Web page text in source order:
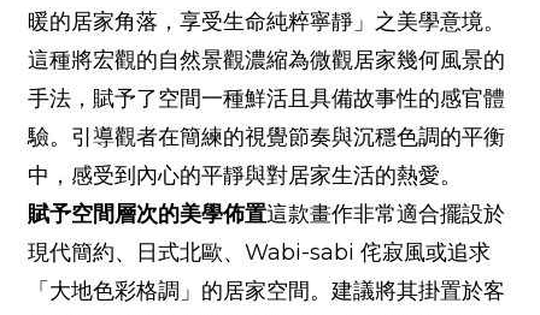
暖的居家角落，享受生命純粹寧靜」之美學意境。
這種將宏觀的自然景觀濃縮為微觀居家幾何風景的
手法，賦予了空間一種鮮活且具備故事性的感官體
驗。引導觀者在簡練的視覺節奏與沉穩色調的平衡
中，感受到內心的平靜與對居家生活的熱愛。
賦予空間層次的美學佈置這款畫作非常適合擺設於
現代簡約、日式北歐、Wabi-sabi 侘寂風或追求
「大地色彩格調」的居家空間。建議將其掛置於客